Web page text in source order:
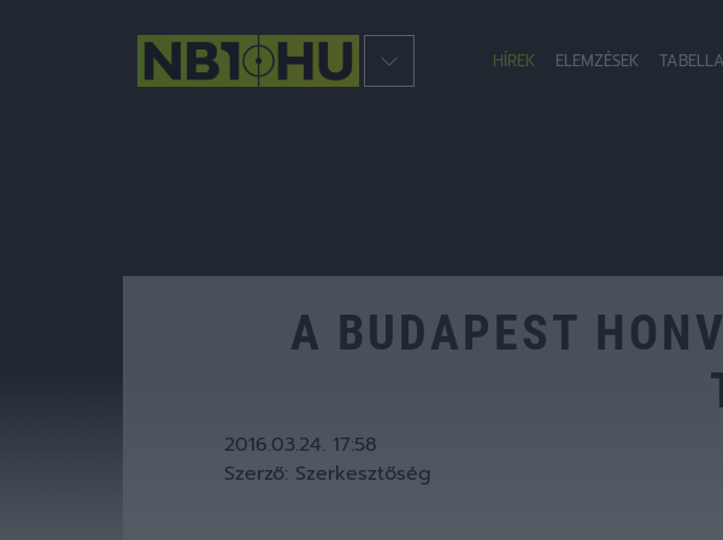
HÍREK ELEMZÉSEK TABELLA
A BUDAPEST
2016.03.24. 17:58
Szerző: Szerkesztőség